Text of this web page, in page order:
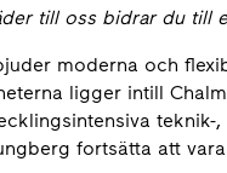
till oss bidrar du till
moderna och
ligger intill
fortsätta att